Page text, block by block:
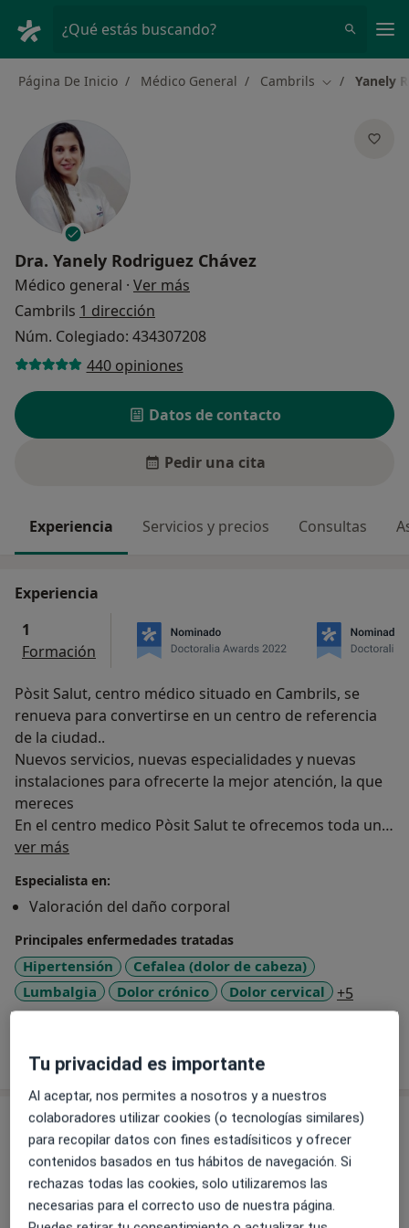
¿Qué estás buscando?
Página De Inicio Médico General Cambrils Cambiar de
Yanely
Dra. Yanely Rodriguez Chávez
Médico general · Ver más
Cambrils 1 dirección
Núm. Colegiado: 434307208
440 opiniones
Datos de contacto
Pedir una cita
Experiencia Servicios y precios Consultas
Experiencia
1
Formación
Pòsit Salut, centro médico situado en Cambrils, se
renueva para convertirse en un centro de referencia
de la ciudad..
Nuevos servicios, nuevas especialidades y nuevas
instalaciones para ofrecerte la mejor atención, la que
mereces
En el centro medico Pòsit Salut te ofrecemos toda una
serie de servicios y un cuadro de especialidades
ver más
Especialista en:
Valoración del daño corporal
Principales enfermedades tratadas
Hipertensión
Cefalea (dolor de cabeza)
Lumbalgia
Dolor crónico Dolor cervical +5
Mostrar más detallessobre la experiencia
Servicios y precios
Visita Medicina General
Desde 0 € Detalles
Tu privacidad es importante
Al aceptar, nos permites a nosotros y a nuestros
colaboradores utilizar cookies (o tecnologías similares)
para recopilar datos con fines estadísiticos y ofrecer
contenidos basados en tus hábitos de navegación. Si
rechazas todas las cookies, solo utilizaremos las
necesarias para el correcto uso de nuestra página.